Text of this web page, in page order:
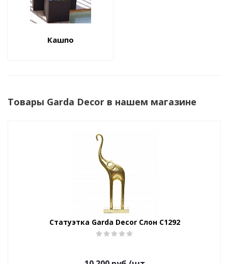
Кашпо
Товары Garda Decor в нашем магазине
Статуэтка Garda Decor Слон C1292